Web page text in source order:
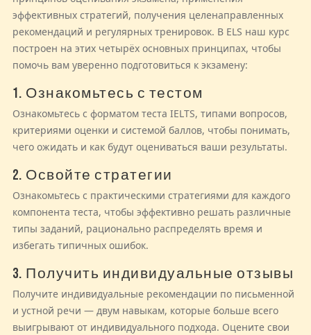
эффективных стратегий, получения целенаправленных
рекомендаций и регулярных тренировок. В ELS наш курс
построен на этих четырёх основных принципах, чтобы
помочь вам уверенно подготовиться к экзамену:
1. Ознакомьтесь с тестом
Ознакомьтесь с форматом теста IELTS, типами вопросов,
критериями оценки и системой баллов, чтобы понимать,
чего ожидать и как будут оцениваться ваши результаты.
2. Освойте стратегии
Ознакомьтесь с практическими стратегиями для каждого
компонента теста, чтобы эффективно решать различные
типы заданий, рационально распределять время и
избегать типичных ошибок.
3. Получить индивидуальные отзывы
Получите индивидуальные рекомендации по письменной
и устной речи — двум навыкам, которые больше всего
выигрывают от индивидуального подхода. Оцените свои